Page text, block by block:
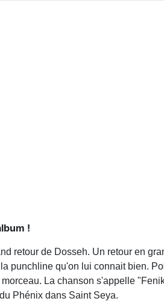
!
retour de Dosseh. Un retour en
punchline qu'on lui connait bien.
La chanson s'appelle
Phénix dans Saint Seya.